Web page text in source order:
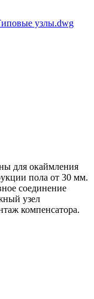
узлы.dwg
для окаймления
пола от 30 мм.
соединение
узел
компенсатора.